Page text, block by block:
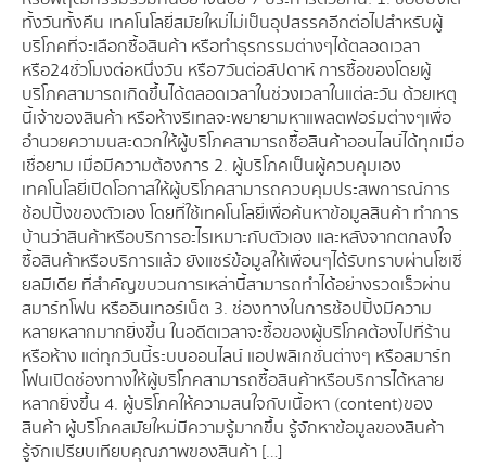
ทั้งวันทั้งคืน เทคโนโลยี่สมัยใหม่ไม่เป็นอุปสรรคอีกต่อไปสำหรับผู้
บริโภคที่จะเลือกซื้อสินค้า หรือทำธุรกรรมต่างๆได้ตลอดเวลา
หรือ24ชั่วโมงต่อหนึ่งวัน หรือ7วันต่อสัปดาห์ การซื้อของโดยผู้
บริโภคสามารถเกิดขึ้นได้ตลอดเวลาในช่วงเวลาในแต่ละวัน ด้วยเหตุ
นี้เจ้าของสินค้า หรือห้างรีเทลจะพยายามหาแพลตฟอร์มต่างๆเพื่อ
อำนวยความนสะดวกให้ผู้บริโภคสามารถซื้อสินค้าออนไลน์ได้ทุกเมื่อ
เชื่อยาม เมื่อมีความต้องการ 2. ผู้บริโภคเป็นผู้ควบคุมเอง
เทคโนโลยี่เปิดโอกาสให้ผู้บริโภคสามารถควบคุมประสพการณ์การ
ช้อปปิ้งของตัวเอง โดยที่ใช้เทคโนโลยี่เพื่อค้นหาข้อมูลสินค้า ทำการ
บ้านว่าสินค้าหรือบริการอะไรเหมาะกับตัวเอง และหลังจากตกลงใจ
ซื้อสินค้าหรือบริการแล้ว ยังแชร์ข้อมูลให้เพื่อนๆได้รับทราบผ่านโซเซี่
ยลมีเดีย ที่สำคัญขบวนการเหล่านี้สามารถทำได้อย่างรวดเร็วผ่าน
สมาร์ทโฟน หรืออินเทอร์เน็ต 3. ช่องทางในการช้อปปิ้งมีความ
หลายหลากมากยิ่งขึ้น ในอดีตเวลาจะซื้อของผู้บริโภคต้องไปที่ร้าน
หรือห้าง แต่ทุกวันนี้ระบบออนไลน์ แอปพลิเกชั่นต่างๆ หรือสมาร์ท
โฟนเปิดช่องทางให้ผู้บริโภคสามารถซื้อสินค้าหรือบริการได้หลาย
หลากยิ่งขึ้น 4. ผู้บริโภคให้ความสนใจกับเนื้อหา (content)ของ
สินค้า ผู้บริโภคสมัยใหม่มีความรู้มากขึ้น รู้จักหาข้อมูลของสินค้า
รู้จักเปรียบเทียบคุณภาพของสินค้า […]